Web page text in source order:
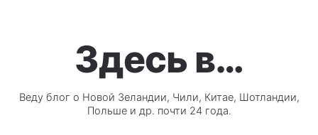
Здесь в…
Веду блог о Новой Зеландии, Чили, Китае, Шотландии,
Польше и др. почти 24 года.